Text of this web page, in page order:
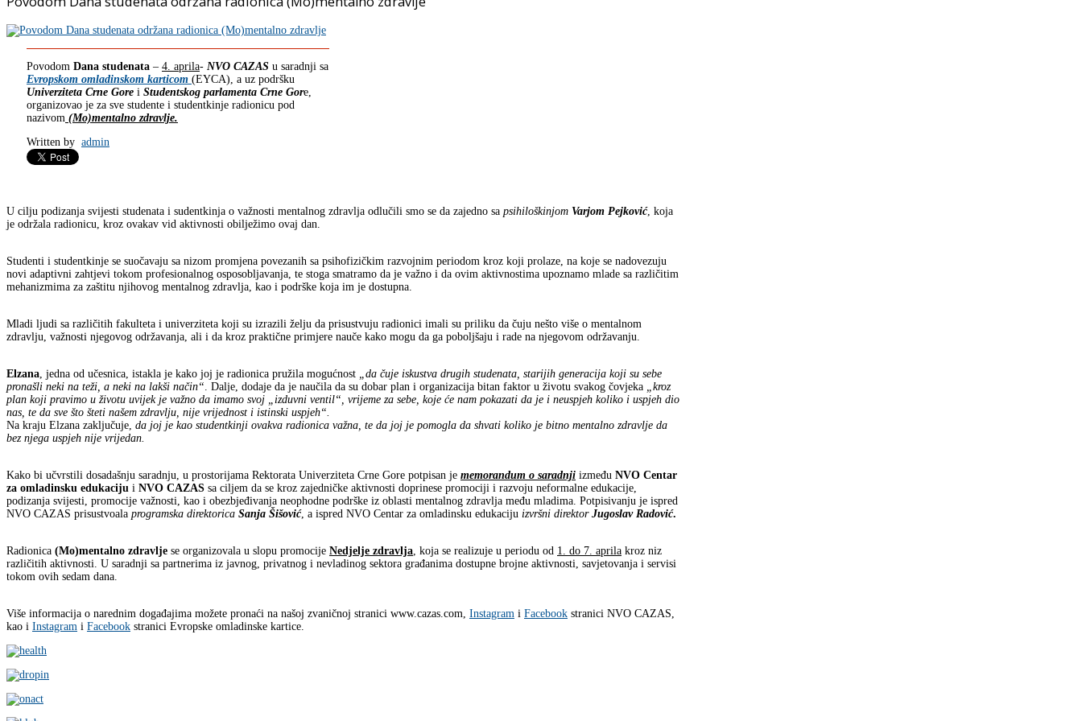
Povodom Dana studenata – 4. aprila- NVO CAZAS u saradnji sa
Evropskom omladinskom karticom (EYCA), a uz podršku
Univerziteta Crne Gore i Studentskog parlamenta Crne Gore,
organizovao je za sve studente i studentkinje radionicu pod
nazivom (Mo)mentalno zdravlje.
Written by admin
U cilju podizanja svijesti studenata i sudentkinja o važnosti mentalnog zdravlja odlučili smo se da zajedno sa psihiloškinjom Varjom Pejković, koja
je održala radionicu, kroz ovakav vid aktivnosti obilježimo ovaj dan.
Studenti i studentkinje se suočavaju sa nizom promjena povezanih sa psihofizičkim razvojnim periodom kroz koji prolaze, na koje se nadovezuju
novi adaptivni zahtjevi tokom profesionalnog osposobljavanja, te stoga smatramo da je važno i da ovim aktivnostima upoznamo mlade sa različitim
mehanizmima za zaštitu njihovog mentalnog zdravlja, kao i podrške koja im je dostupna.
Mladi ljudi sa različitih fakulteta i univerziteta koji su izrazili želju da prisustvuju radionici imali su priliku da čuju nešto više o mentalnom
zdravlju, važnosti njegovog održavanja, ali i da kroz praktične primjere nauče kako mogu da ga poboljšaju i rade na njegovom održavanju.
Elzana , jedna od učesnica, istakla je kako joj je radionica pružila mogućnost „da čuje iskustva drugih studenata, starijih generacija koji su sebe
pronašli neki na teži, a neki na lakši način“ . Dalje, dodaje da je naučila da su dobar plan i organizacija bitan faktor u životu svakog čovjeka
„kroz
plan koji pravimo u životu uvijek je važno da imamo svoj „izduvni ventil“, vrijeme za sebe, koje će nam pokazati da je i neuspjeh koliko i uspjeh dio
nas, te da sve što šteti našem zdravlju, nije vrijednost i istinski uspjeh“.
Na kraju Elzana zaključuje, da joj je kao studentkinji ovakva radionica važna, te da joj je pomogla da shvati koliko je bitno mentalno zdravlje da
bez njega uspjeh nije vrijedan.
Kako bi učvrstili dosadašnju saradnju, u prostorijama Rektorata Univerziteta Crne Gore potpisan je memorandum o saradnji između NVO Centar
za omladinsku edukaciju i NVO CAZAS sa ciljem da se kroz zajedničke aktivnosti doprinese promociji i razvoju neformalne edukacije,
podizanja svijesti, promocije važnosti, kao i obezbjeđivanja neophodne podrške iz oblasti mentalnog zdravlja među mladima. Potpisivanju je ispred
NVO CAZAS prisustvoala programska direktorica Sanja Šišović, a ispred NVO Centar za omladinsku edukaciju izvršni direktor Jugoslav Radović.
Radionica (Mo)mentalno zdravlje se organizovala u slopu promocije Nedjelje zdravlja , koja se realizuje u periodu od 1. do 7. aprila kroz niz
različitih aktivnosti. U saradnji sa partnerima iz javnog, privatnog i nevladinog sektora građanima dostupne brojne aktivnosti, savjetovanja i servisi
tokom ovih sedam dana.
Više informacija o narednim događajima možete pronaći na našoj zvaničnoj stranici www.cazas.com, Instagram i Facebook stranici NVO CAZAS,
kao i Instagram i Facebook stranici Evropske omladinske kartice.